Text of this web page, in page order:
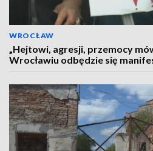
WROCŁAW
„Hejtowi, agresji, przemocy
Wrocławiu odbędzie się